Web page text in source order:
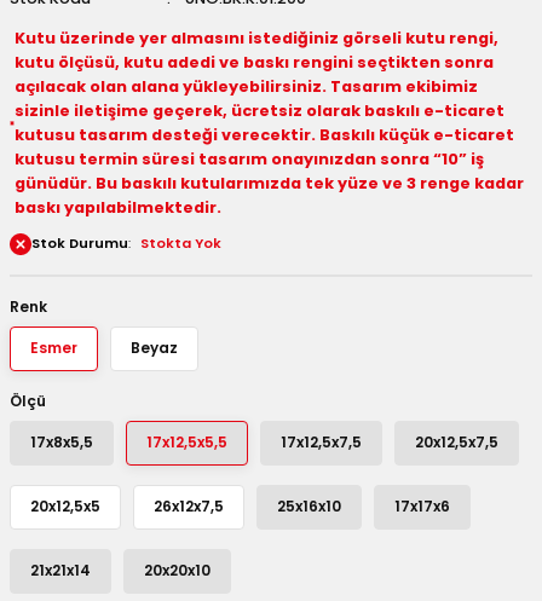
Kutuları
Kutular
Kutu üzerinde yer almasını istediğiniz görseli kutu rengi,
kutu ölçüsü, kutu adedi ve baskı rengini seçtikten sonra
açılacak olan alana yükleyebilirsiniz. Tasarım ekibimiz
sizinle iletişime geçerek, ücretsiz olarak baskılı e-ticaret
kutusu tasarım desteği verecektir. Baskılı küçük e-ticaret
kutusu termin süresi tasarım onayınızdan sonra “10” iş
günüdür. Bu baskılı kutularımızda tek yüze ve 3 renge kadar
baskı yapılabilmektedir.
Stok Durumu Stokta Yok
Renk
Esmer Beyaz
Ölçü
17x8x5,5 17x12,5x5,5 17x12,5x7,5 20x12,5x7,5
20x12,5x5 26x12x7,5 25x16x10 17x17x6
21x21x14 20x20x10